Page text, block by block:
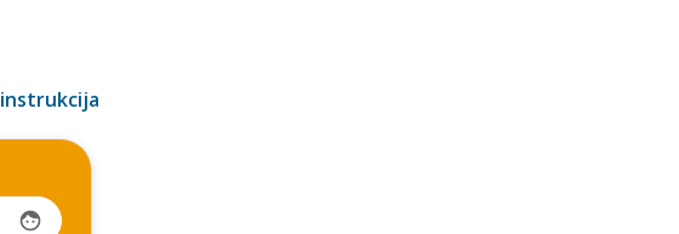
instrukcija
face